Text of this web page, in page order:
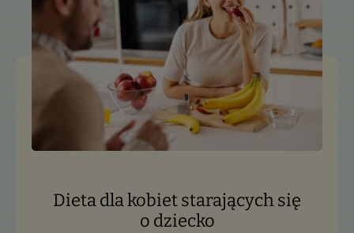
Dieta dla kobiet starających się
o dziecko